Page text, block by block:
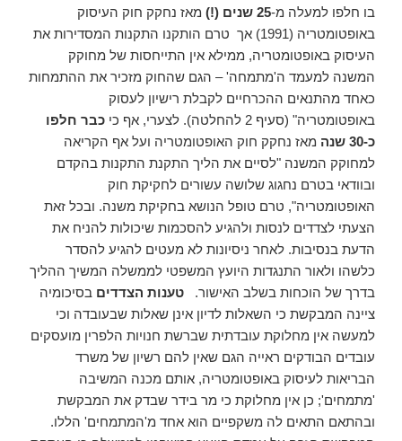
בו חלפו למעלה מ-25 שנים (!)
מאז נחקק חוק העיסוק
באופטומטריה (1991) אך טרם הותקנו התקנות המסדירות את
העיסוק באופטומטריה, ממילא אין התייחסות של מחוקק
המשנה למעמד ה'מתמחה' – הגם שהחוק מזכיר את ההתמחות
כאחד מהתנאים ההכרחיים לקבלת רישיון לעסוק
באופטומטריה" (סעיף 2 להחלטה). לצערי, אף כי
כבר חלפו
כ-30
שנה מאז נחקק חוק האופטומטריה ועל אף הקריאה
למחוקק המשנה "לסיים את הליך התקנת התקנות בהקדם
ובוודאי בטרם נחגוג שלושה עשורים לחקיקת חוק
האופטומטריה", טרם טופל הנושא בחקיקת משנה. ובכל זאת
הצעתי לצדדים לנסות ולהגיע להסכמות שיכולות להניח את
הדעת בנסיבות. לאחר ניסיונות לא מעטים להגיע להסדר
כלשהו ולאור התנגדות היועץ המשפטי לממשלה המשיך ההליך
בדרך של הוכחות בשלב האישור. טענות הצדדים בסיכומיה
ציינה המבקשת כי השאלות לדיון אינן שאלות שבעובדה וכי
למעשה אין מחלוקת עובדתית שברשת חנויות הלפרין מועסקים
עובדים הבודקים ראייה הגם שאין להם רשיון של משרד
הבריאות לעיסוק באופטומטריה, אותם מכנה המשיבה
'מתמחים'; כן אין מחלוקת כי מר בידר שבדק את המבקשת
ובהתאם התאים לה משקפיים הוא אחד מ'המתמחים' הללו.